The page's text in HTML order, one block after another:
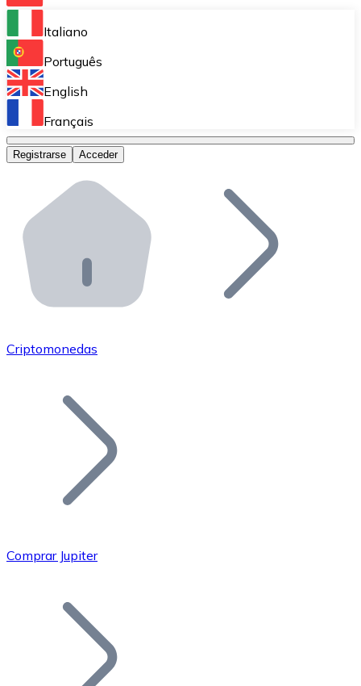
Bitnovo Ramp
Integra nuestra solución en tu plataforma.
Bitnovo Giftcards
Bitnovo OTC
Bitnovo ATM
Integra un ATM Bitnovo en tu negocio y permite que
Bitnovo API
Integra nuestra API en tu ecosistema.
Únete a nuestra red de distribuidores.
Añade tu proyecto a nuestro ecosistema.
Bitcoin
Italiano
Português
English
Français
Registrarse Acceder
Criptomonedas
Comprar Jupiter